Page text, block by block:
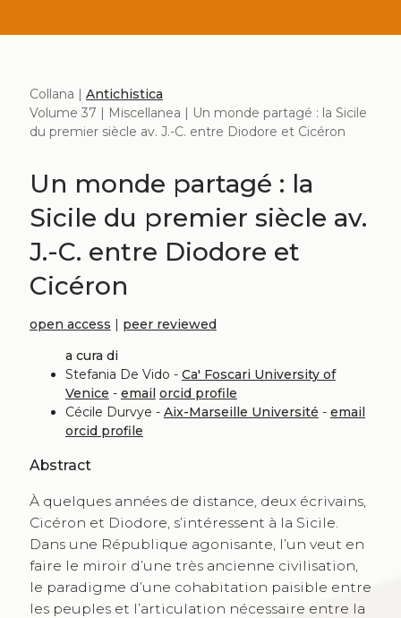
Collana | Antichistica
Volume 37 | Miscellanea | Un monde partagé : la Sicile
du premier siècle av. J.-C. entre Diodore et Cicéron
Un monde partagé : la
Sicile du premier siècle av.
J.-C. entre Diodore et
Cicéron
open access | peer reviewed
a cura di
Stefania De Vido - Ca' Foscari University of
Venice - email orcid profile
Cécile Durvye - Aix-Marseille Université - email
orcid profile
Abstract
À quelques années de distance, deux écrivains,
Cicéron et Diodore, s’intéressent à la Sicile.
Dans une République agonisante, l’un veut en
faire le miroir d’une très ancienne civilisation,
le paradigme d’une cohabitation paisible entre
les peuples et l’articulation nécessaire entre la